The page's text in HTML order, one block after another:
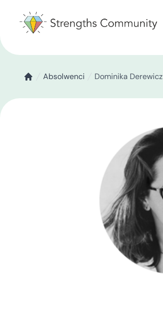
Absolwenci Dominika Derewicz